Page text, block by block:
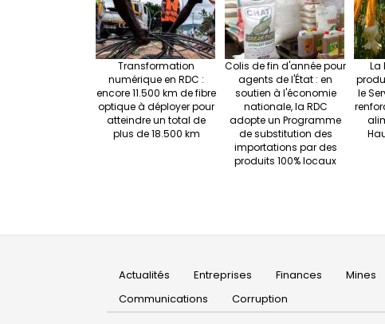
Transformation
numérique en RDC :
encore 11.500 km de fibre
optique à déployer pour
atteindre un total de
plus de 18.500 km
Colis de fin d'année pour
agents de l'État : en
soutien à l'économie
nationale, la RDC
adopte un Programme
de substitution des
importations par des
produits 100% locaux
La
le
Main
navigation
Actualités Entreprises Finances Mines
Communications
Corruption